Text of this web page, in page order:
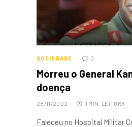
SOCIEDADE 0
Morreu o General
doença
28/11/2022 1 MIN. LEITURA
Faleceu no Hospital Militar